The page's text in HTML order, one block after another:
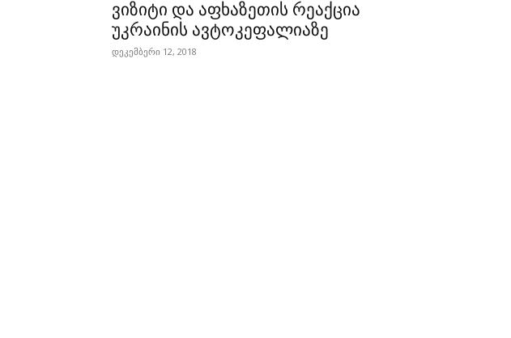
ვიზიტი და აფხაზეთის რეაქცია
უკრაინის ავტოკეფალიაზე
დეკემბერი 12, 2018